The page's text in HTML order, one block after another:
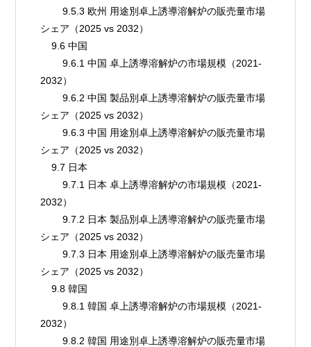
        9.5.3 欧州 用途別卓上誘導溶解炉の販売量市場
シェア（2025 vs 2032）
    9.6 中国
        9.6.1 中国 卓上誘導溶解炉の市場規模（2021-
2032）
        9.6.2 中国 製品別卓上誘導溶解炉の販売量市場
シェア（2025 vs 2032）
        9.6.3 中国 用途別卓上誘導溶解炉の販売量市場
シェア（2025 vs 2032）
    9.7 日本
        9.7.1 日本 卓上誘導溶解炉の市場規模（2021-
2032）
        9.7.2 日本 製品別卓上誘導溶解炉の販売量市場
シェア（2025 vs 2032）
        9.7.3 日本 用途別卓上誘導溶解炉の販売量市場
シェア（2025 vs 2032）
    9.8 韓国
        9.8.1 韓国 卓上誘導溶解炉の市場規模（2021-
2032）
        9.8.2 韓国 用途別卓上誘導溶解炉の販売量市場